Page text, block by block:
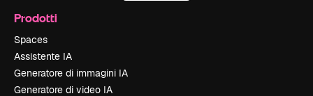
Prodotti
Spaces
Assistente IA
Generatore di immagini IA
Generatore di video IA